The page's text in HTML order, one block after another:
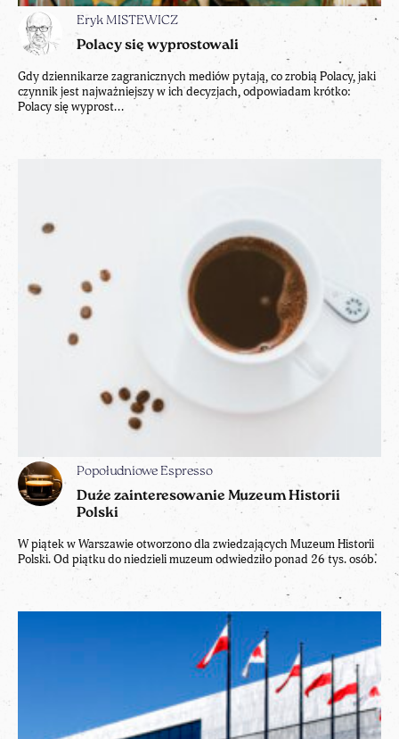
Eryk MISTEWICZ
Polacy się wyprostowali
Gdy dziennikarze zagranicznych mediów pytają, co zrobią Polacy, jaki
czynnik jest najważniejszy w ich decyzjach, odpowiadam krótko:
Polacy się wyprost...
Popołudniowe Espresso
Duże zainteresowanie Muzeum Historii
Polski
W piątek w Warszawie otworzono dla zwiedzających Muzeum Historii
Polski. Od piątku do niedzieli muzeum odwiedziło ponad 26 tys. osób.